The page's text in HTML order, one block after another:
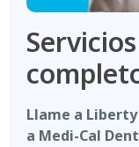
Llame a
a Medi-Cal